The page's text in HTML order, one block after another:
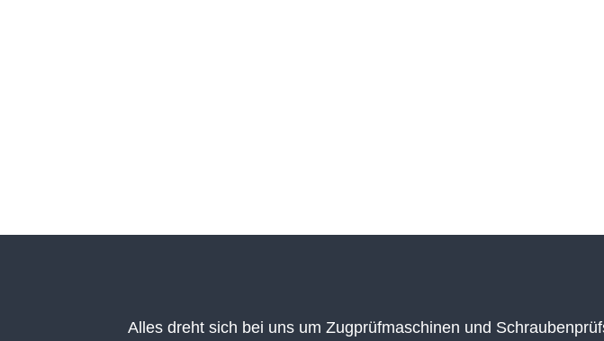
Alles dreht sich bei uns um Zugprüfmaschinen und